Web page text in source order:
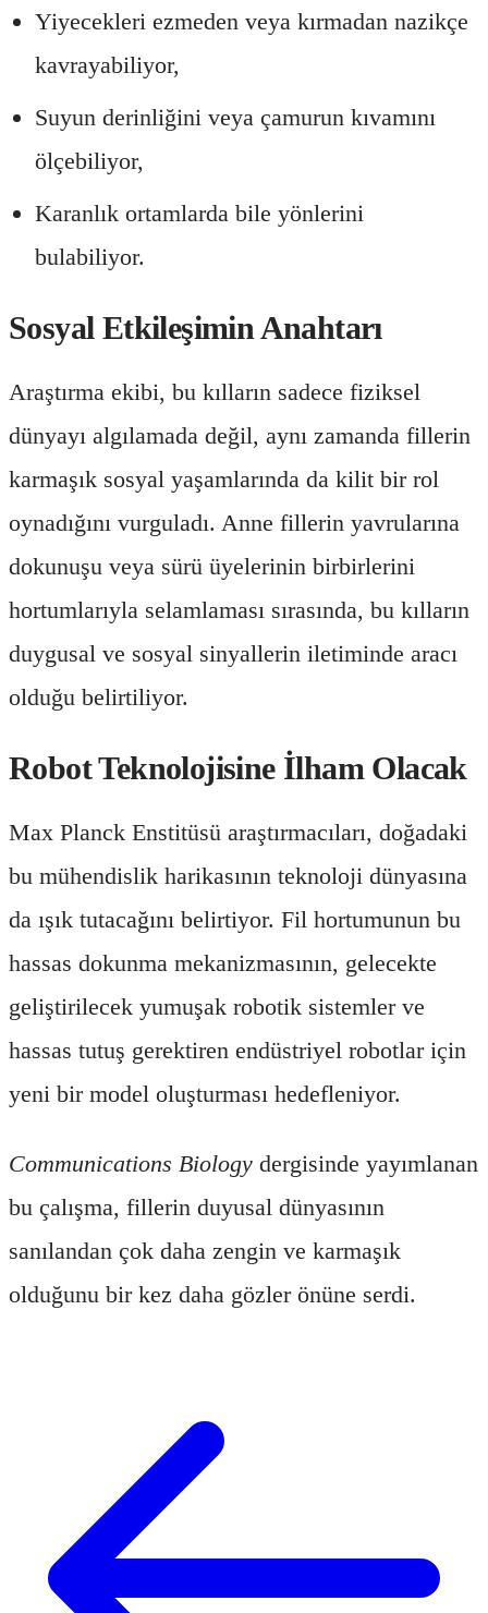
Yiyecekleri ezmeden veya kırmadan nazikçe
kavrayabiliyor,
Suyun derinliğini veya çamurun kıvamını
ölçebiliyor,
Karanlık ortamlarda bile yönlerini
bulabiliyor.
Sosyal Etkileşimin Anahtarı
Araştırma ekibi, bu kılların sadece fiziksel
dünyayı algılamada değil, aynı zamanda fillerin
karmaşık sosyal yaşamlarında da kilit bir rol
oynadığını vurguladı. Anne fillerin yavrularına
dokunuşu veya sürü üyelerinin birbirlerini
hortumlarıyla selamlaması sırasında, bu kılların
duygusal ve sosyal sinyallerin iletiminde aracı
olduğu belirtiliyor.
Robot Teknolojisine İlham Olacak
Max Planck Enstitüsü araştırmacıları, doğadaki
bu mühendislik harikasının teknoloji dünyasına
da ışık tutacağını belirtiyor. Fil hortumunun bu
hassas dokunma mekanizmasının, gelecekte
geliştirilecek yumuşak robotik sistemler ve
hassas tutuş gerektiren endüstriyel robotlar için
yeni bir model oluşturması hedefleniyor.
Communications Biology dergisinde yayımlanan
bu çalışma, fillerin duyusal dünyasının
sanılandan çok daha zengin ve karmaşık
olduğunu bir kez daha gözler önüne serdi.